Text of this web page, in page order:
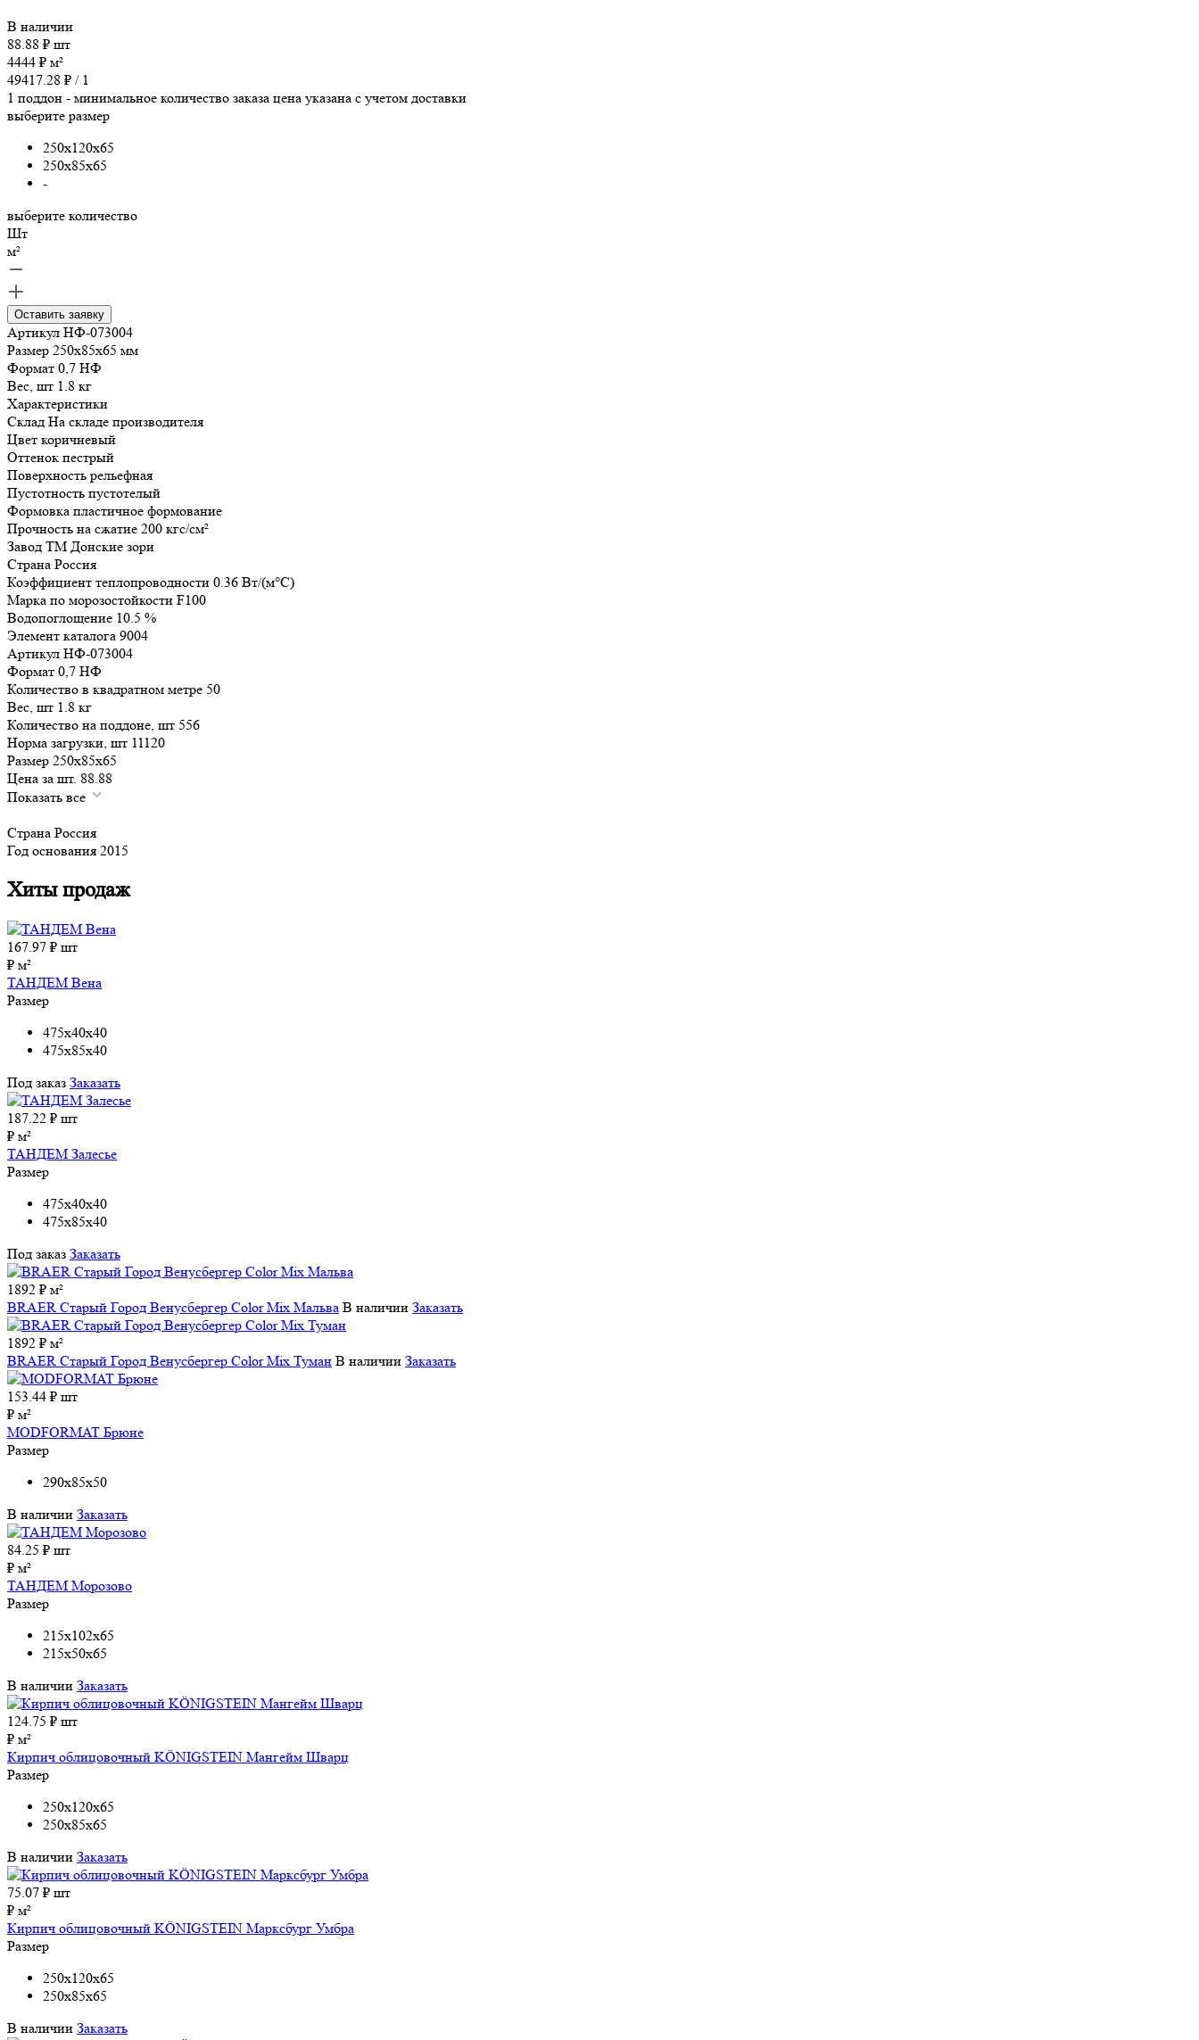
В наличии
88.88 ₽ шт
4444 ₽ м²
49417.28 ₽ / 1
1 поддон - минимальное количество заказа цена указана с учетом доставки
выберите размер
250x120x65
250x85x65
-
выберите количество
Шт
м²
Оставить заявку
Артикул НФ-073004
Размер 250x85x65 мм
Формат 0,7 НФ
Вес, шт 1.8 кг
Характеристики
Склад На складе производителя
Цвет коричневый
Оттенок пестрый
Поверхность рельефная
Пустотность пустотелый
Формовка пластичное формование
Прочность на сжатие 200 кгс/см²
Завод ТМ Донские зори
Страна Россия
Коэффициент теплопроводности 0.36 Вт/(м°C)
Марка по морозостойкости F100
Водопоглощение 10.5 %
Элемент каталога 9004
Артикул НФ-073004
Формат 0,7 НФ
Количество в квадратном метре 50
Вес, шт 1.8 кг
Количество на поддоне, шт 556
Норма загрузки, шт 11120
Размер 250x85x65
Цена за шт. 88.88
Показать все
Страна Россия
Год основания 2015
Хиты продаж
167.97 ₽ шт
₽ м²
ТАНДЕМ Вена
Размер
475x40x40
475x85x40
Под заказ Заказать
187.22 ₽ шт
₽ м²
ТАНДЕМ Залесье
Размер
475x40x40
475x85x40
Под заказ Заказать
1892 ₽ м²
BRAER Старый Город Венусбергер Color Mix Мальва В наличии Заказать
1892 ₽ м²
BRAER Старый Город Венусбергер Color Mix Туман В наличии Заказать
153.44 ₽ шт
₽ м²
MODFORMAT Брюне
Размер
290x85x50
В наличии Заказать
84.25 ₽ шт
₽ м²
ТАНДЕМ Морозово
Размер
215x102x65
215x50x65
В наличии Заказать
124.75 ₽ шт
₽ м²
Кирпич облицовочный KÖNIGSTEIN Мангейм Шварц
Размер
250x120x65
250x85x65
В наличии Заказать
75.07 ₽ шт
₽ м²
Кирпич облицовочный KÖNIGSTEIN Марксбург Умбра
Размер
250x120x65
250x85x65
В наличии Заказать